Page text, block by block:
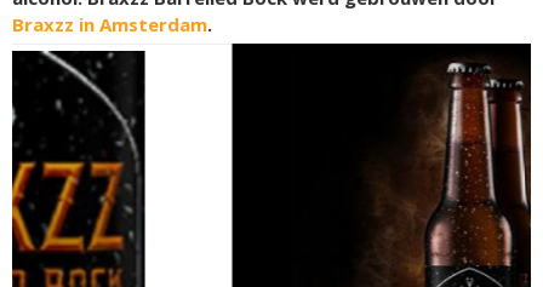
Braxzz in Amsterdam.